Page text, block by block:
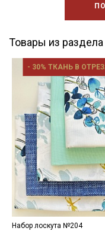
Товары из
- 30% ТКАНЬ В
Набор лоскута №204